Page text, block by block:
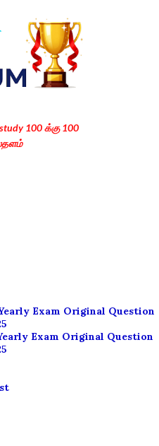
content
100 க்கு 100
Exam Original Question
Exam Original Question